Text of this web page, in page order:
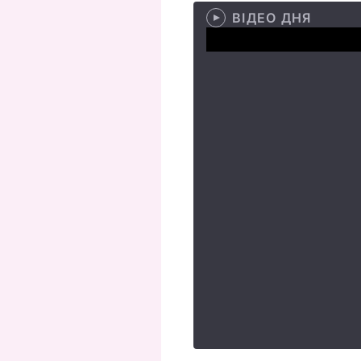
ВІДЕО ДНЯ